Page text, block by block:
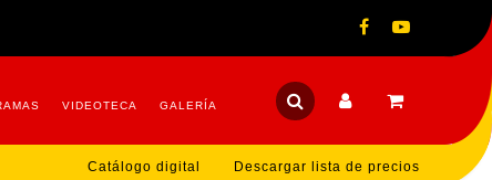
VIDEOTECA GALERÍA
Catálogo digital Descargar lista de precios